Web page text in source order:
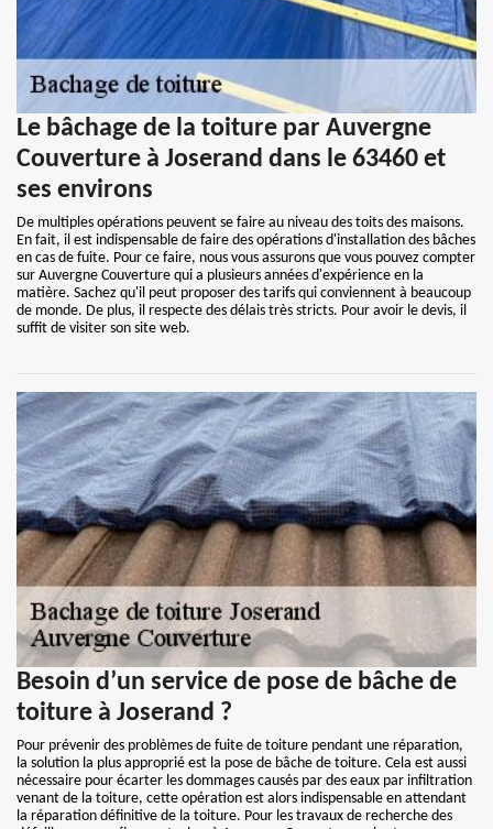
Le bâchage de la toiture par Auvergne
Couverture à Joserand dans le 63460 et
ses environs
De multiples opérations peuvent se faire au niveau des toits des maisons.
En fait, il est indispensable de faire des opérations d'installation des bâches
en cas de fuite. Pour ce faire, nous vous assurons que vous pouvez compter
sur Auvergne Couverture qui a plusieurs années d'expérience en la
matière. Sachez qu'il peut proposer des tarifs qui conviennent à beaucoup
de monde. De plus, il respecte des délais très stricts. Pour avoir le devis, il
suffit de visiter son site web.
Besoin d’un service de pose de bâche de
toiture à Joserand ?
Pour prévenir des problèmes de fuite de toiture pendant une réparation,
la solution la plus approprié est la pose de bâche de toiture. Cela est aussi
nécessaire pour écarter les dommages causés par des eaux par infiltration
venant de la toiture, cette opération est alors indispensable en attendant
la réparation définitive de la toiture. Pour les travaux de recherche des